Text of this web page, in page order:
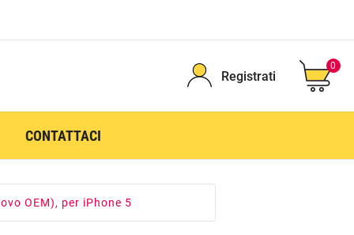
Registrati
0
CONTATTACI
OEM), per iPhone 5